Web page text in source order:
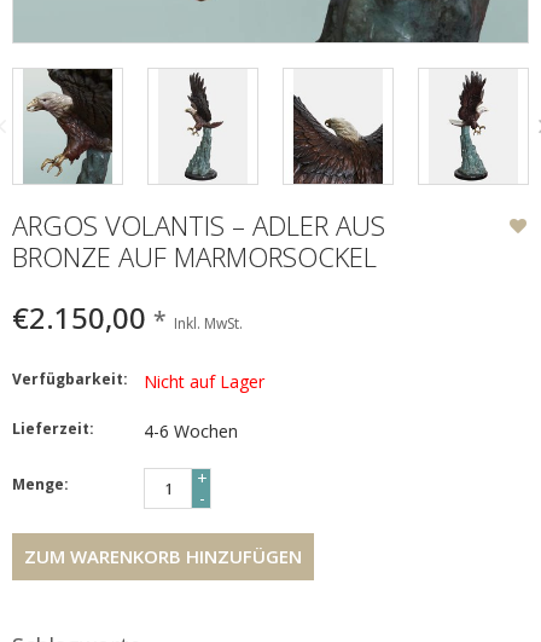
ARGOS VOLANTIS – ADLER AUS
BRONZE AUF MARMORSOCKEL
€2.150,00 * Inkl. MwSt.
Verfügbarkeit: Nicht auf Lager
Lieferzeit: 4-6 Wochen
Menge:
+
-
ZUM WARENKORB HINZUFÜGEN